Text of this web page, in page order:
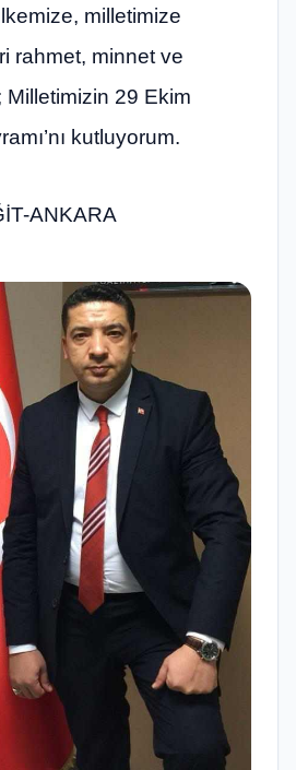
milletimize
rahmet, minnet ve
Milletimizin 29 Ekim
kutluyorum.
ANKARA